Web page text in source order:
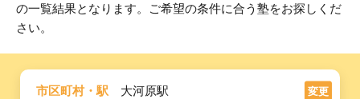
の一覧結果となります。ご希望の条件に合う塾をお探しくだ
さい。
市区町村・駅 大河原駅 変更